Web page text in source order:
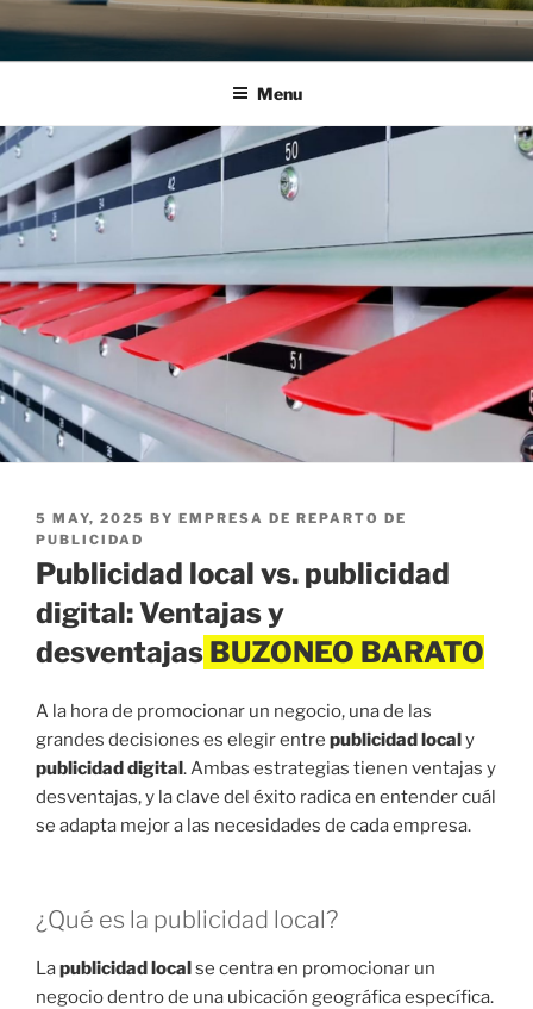
Menu
POSTED
ON
5 MAY, 2025 BY EMPRESA DE REPARTO DE
PUBLICIDAD
Publicidad local vs. publicidad
digital: Ventajas y
desventajas
A la hora de promocionar un negocio, una de las
grandes decisiones es elegir entre publicidad localy
publicidad digital. Ambas estrategias tienen ventajas y
desventajas, y la clave del éxito radica en entender cuál
se adapta mejor a las necesidades de cada empresa.
¿Qué es la publicidad local?
Lapublicidad localse centra en promocionar un
negocio dentro de una ubicación geográfica específica.